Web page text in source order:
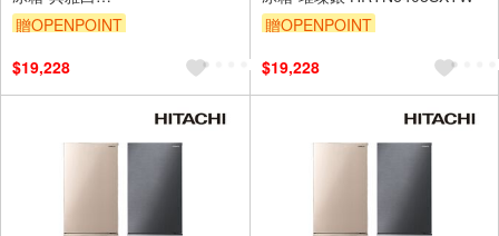
HRTN6408SPWHTW
贈OPENPOINT
$19,228
贈OPENPOINT
$19,228